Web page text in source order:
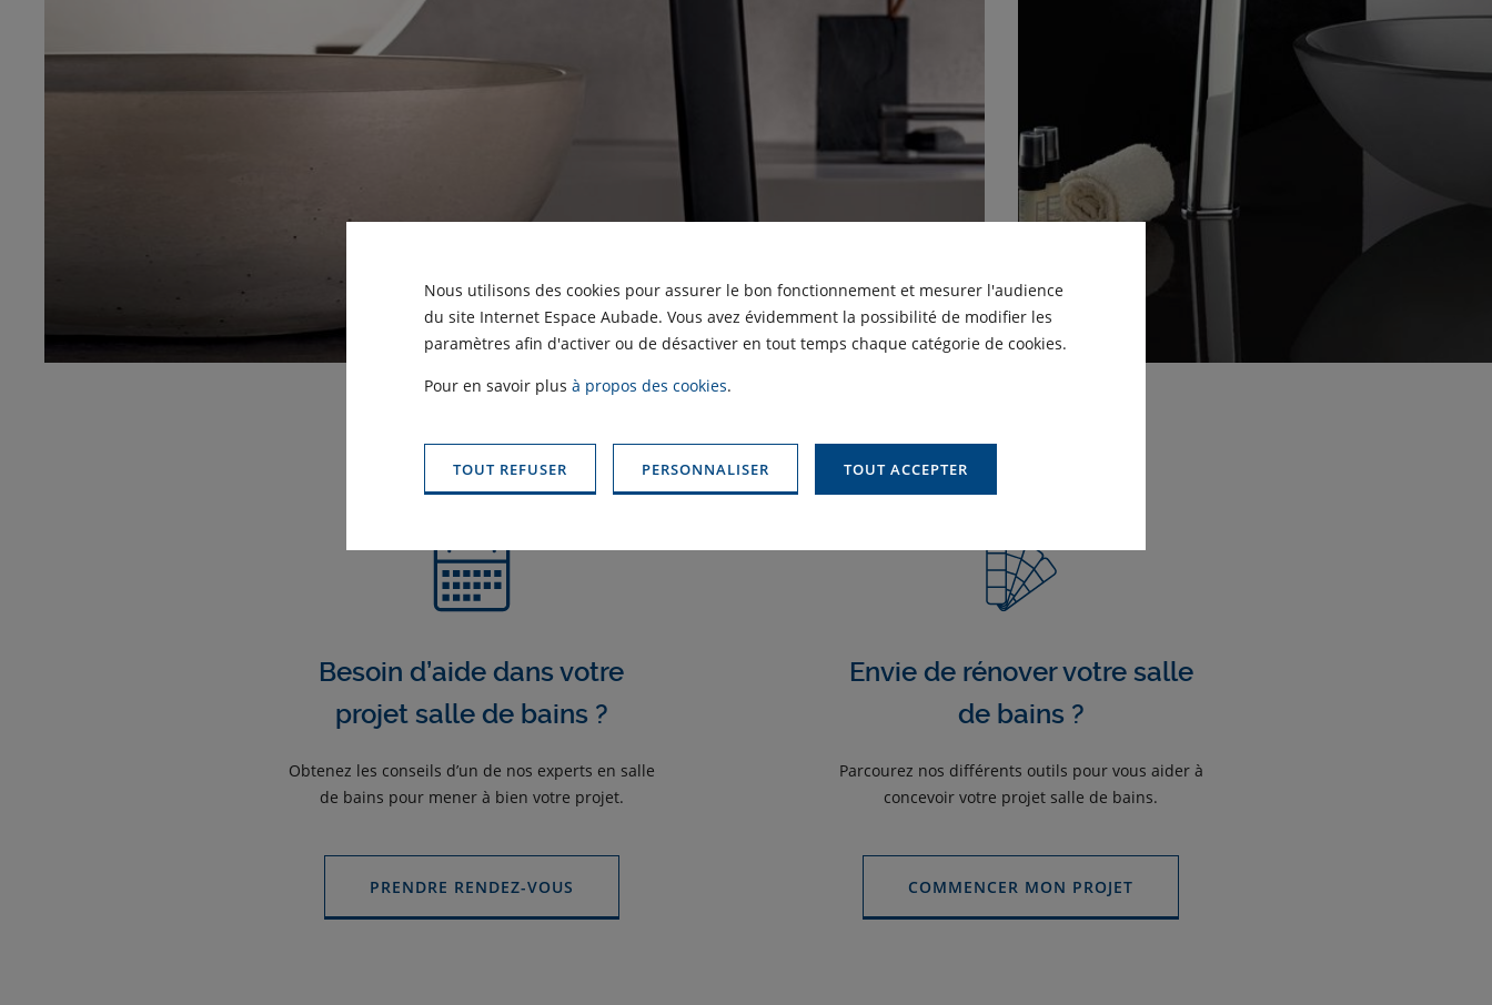
Besoin d’aide dans votre
projet salle de bains ?
Obtenez les conseils d’un de nos experts en salle
de bains pour mener à bien votre projet.
PRENDRE RENDEZ-VOUS
Envie de rénover votre salle
de bains ?
Parcourez nos différents outils pour vous aider à
concevoir votre projet salle de bains.
COMMENCER MON PROJET
Nous utilisons des cookies pour assurer le bon fonctionnement et mesurer l'audience
du site Internet Espace Aubade. Vous avez évidemment la possibilité de modifier les
paramètres afin d'activer ou de désactiver en tout temps chaque catégorie de cookies.
Pour en savoir plus à propos des cookies.
TOUT ACCEPTER
PERSONNALISER
TOUT REFUSER